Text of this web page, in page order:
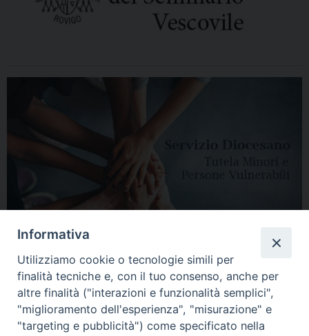
HOME DIOCESI VESCOVO CURIA VESCOVILE NEWS
Informativa
Utilizziamo cookie o tecnologie simili per
finalità tecniche e, con il tuo consenso, anche per
altre finalità ("interazioni e funzionalità semplici",
"miglioramento dell'esperienza", "misurazione" e
"targeting e pubblicità") come specificato nella